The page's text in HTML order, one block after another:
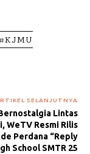
SELANJUTNYA
Lintas
WeTV Resmi Rilis
Perdana “Reply
School SMTR 25